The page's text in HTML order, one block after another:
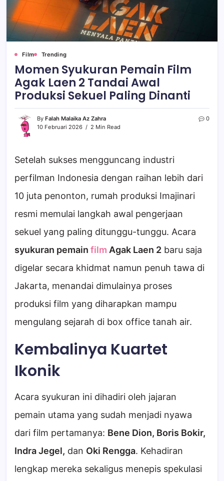
Film Trending
Momen Syukuran Pemain Film
Agak Laen 2 Tandai Awal
Produksi Sekuel Paling Dinanti
By Falah Malaika Az Zahra
10 Februari 2026
2 Min Read
0
Setelah sukses mengguncang industri
perfilman Indonesia dengan raihan lebih dari
10 juta penonton, rumah produksi Imajinari
resmi memulai langkah awal pengerjaan
sekuel yang paling ditunggu-tunggu. Acara
syukuran pemain film Agak Laen 2 baru saja
digelar secara khidmat namun penuh tawa di
Jakarta, menandai dimulainya proses
produksi film yang diharapkan mampu
mengulang sejarah di box office tanah air.
Kembalinya Kuartet
Ikonik
Acara syukuran ini dihadiri oleh jajaran
pemain utama yang sudah menjadi nyawa
dari film pertamanya: Bene Dion, Boris Bokir,
Indra Jegel, dan Oki Rengga. Kehadiran
lengkap mereka sekaligus menepis spekulasi